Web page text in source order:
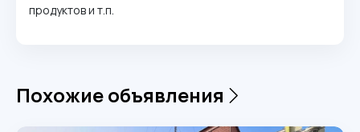
продуктов и т.п.
Похожие объявления